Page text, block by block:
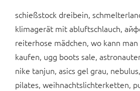
schießstock dreibein,
klimagerät mit abluftschlauch,
reiterhose mädchen, wo kann
kaufen, ugg boots sale,
nike tanjun, asics gel grau,
pilates, weihnachtslichterketten,